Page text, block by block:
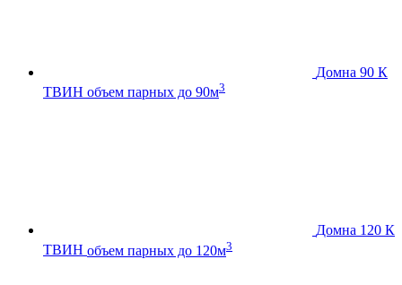
Домна 90 К
ТВИН объем парных до 90м3
Домна 120 К
ТВИН объем парных до 120м3